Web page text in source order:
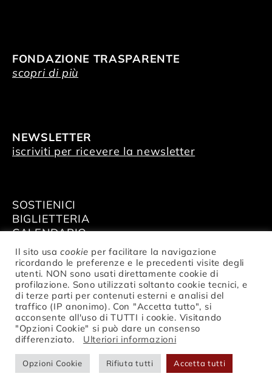
FONDAZIONE TRASPARENTE
scopri di più
NEWSLETTER
iscriviti per ricevere la newsletter
SOSTIENICI
BIGLIETTERIA
CALENDARIO
AFFITTA GLI SPAZI
© Fondazione Nazionale della Danza
Aterballetto | C. F. / P.IVA 02047370354 |
privacy
Il sito usacookie per facilitare la navigazione
ricordando le preferenze e le precedenti visite degli
utenti. NON sono usati direttamente cookie di
profilazione. Sono utilizzati soltanto cookie tecnici, e
di terze parti per contenuti esterni e analisi del
traffico (IP anonimo). Con "Accetta tutto", si
acconsente all'uso di TUTTI i cookie. Visitando
"Opzioni Cookie" si può dare un consenso
differenziato. Ulteriori informazioni
Opzioni Cookie Rifiuta tutti Accetta tutti